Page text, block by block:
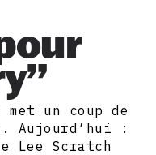
met un coup de
Aujourd’hui :
Lee Scratch